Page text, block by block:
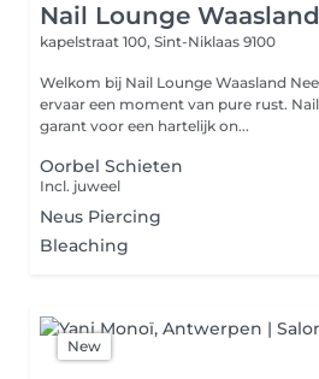
Nail Lounge Waasland
kapelstraat 100, Sint-Niklaas 9100
Welkom bij Nail Lounge Waasland Neem de tijd voor uzelf en
ervaar een moment van pure rust. Nail Lounge Waasland staat
garant voor een hartelijk on...
Oorbel Schieten
Incl. juweel
Neus Piercing
Bleaching
New